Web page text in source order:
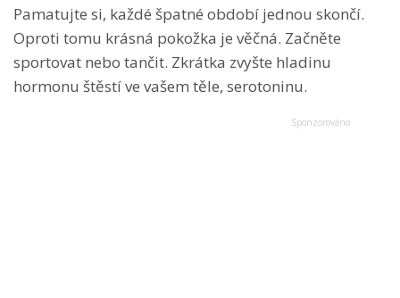
Pamatujte si, každé špatné období jednou skončí.
Oproti tomu krásná pokožka je věčná. Začněte
sportovat nebo tančit. Zkrátka zvyšte hladinu
hormonu štěstí ve vašem těle, serotoninu.